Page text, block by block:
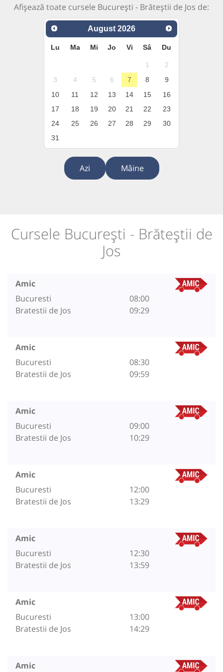
Afișează toate cursele București - Brăteștii de Jos de:
August 2026
Lu Ma Mi Jo Vi Sâ Du
1
2
3
4 5 6 7 8
9
10
11 12 13 14 15
16
17
18 19 20 21 22
23
24
25 26 27 28 29
30
31
Azi Mâine
Cursele București - Brăteștii de
Jos
Amic
Bucuresti
Bratestii de Jos
08:00
09:29
Amic
Bucuresti
Bratestii de Jos
08:30
09:59
Amic
Bucuresti
Bratestii de Jos
09:00
10:29
Amic
Bucuresti
Bratestii de Jos
12:00
13:29
Amic
Bucuresti
Bratestii de Jos
12:30
13:59
Amic
Bucuresti
Bratestii de Jos
13:00
14:29
Amic